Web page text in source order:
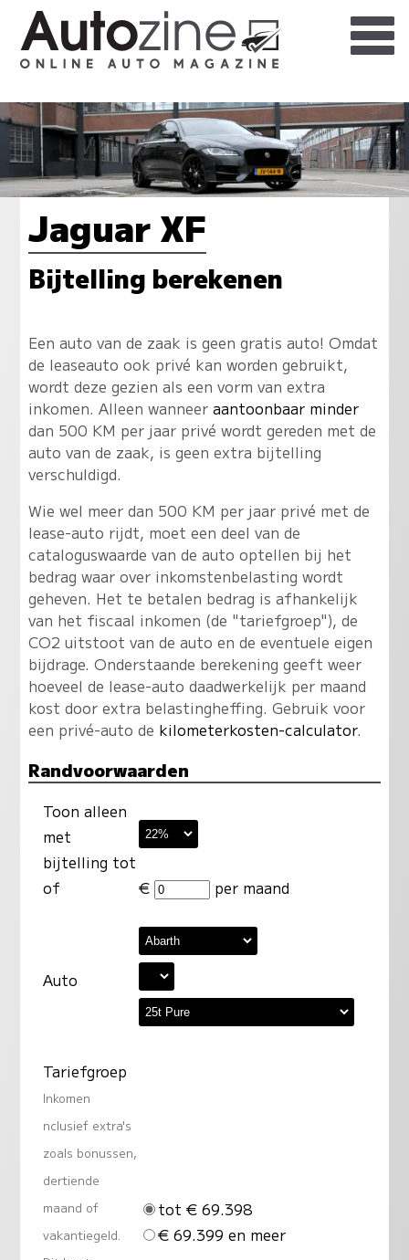
Jaguar XF
Bijtelling berekenen
Een auto van de zaak is geen gratis auto! Omdat
de leaseauto ook privé kan worden gebruikt,
wordt deze gezien als een vorm van extra
inkomen. Alleen wanneer aantoonbaar minder
dan 500 KM per jaar privé wordt gereden met de
auto van de zaak, is geen extra bijtelling
verschuldigd.
Wie wel meer dan 500 KM per jaar privé met de
lease-auto rijdt, moet een deel van de
cataloguswaarde van de auto optellen bij het
bedrag waar over inkomstenbelasting wordt
geheven. Het te betalen bedrag is afhankelijk
van het fiscaal inkomen (de "tariefgroep"), de
CO2 uitstoot van de auto en de eventuele eigen
bijdrage. Onderstaande berekening geeft weer
hoeveel de lease-auto daadwerkelijk per maand
kost door extra belastingheffing. Gebruik voor
een privé-auto de kilometerkosten-calculator.
Randvoorwaarden
Toon alleen
met
bijtelling tot
of
€ per maand
Auto
Tariefgroep
Inkomen
nclusief extra's
zoals bonussen,
dertiende
maand of
vakantiegeld.
tot € 69.398
€ 69.399 en meer